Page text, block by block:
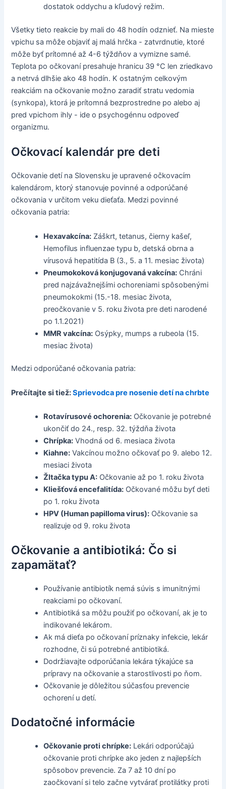
dostatok oddychu a kľudový režim.
Všetky tieto reakcie by mali do 48 hodín odznieť. Na mieste
vpichu sa môže objaviť aj malá hrčka - zatvrdnutie, ktoré
môže byť prítomné až 4-6 týždňov a vymizne samé.
Teplota po očkovaní presahuje hranicu 39 °C len zriedkavo
a netrvá dlhšie ako 48 hodín. K ostatným celkovým
reakciám na očkovanie možno zaradiť stratu vedomia
(synkopa), ktorá je prítomná bezprostredne po alebo aj
pred vpichom ihly - ide o psychogénnu odpoveď
organizmu.
Očkovací kalendár pre deti
Očkovanie detí na Slovensku je upravené očkovacím
kalendárom, ktorý stanovuje povinné a odporúčané
očkovania v určitom veku dieťaťa. Medzi povinné
očkovania patria:
Hexavakcína: Záškrt, tetanus, čierny kašeľ,
Hemofilus influenzae typu b, detská obrna a
vírusová hepatitída B (3., 5. a 11. mesiac života)
Pneumokoková konjugovaná vakcína: Chráni
pred najzávažnejšími ochoreniami spôsobenými
pneumokokmi (15.-18. mesiac života,
preočkovanie v 5. roku života pre deti narodené
po 1.1.2021)
MMR vakcína: Osýpky, mumps a rubeola (15.
mesiac života)
Medzi odporúčané očkovania patria:
Prečítajte si tiež:Sprievodca pre nosenie detí na chrbte
Rotavírusové ochorenia: Očkovanie je potrebné
ukončiť do 24., resp. 32. týždňa života
Chrípka: Vhodná od 6. mesiaca života
Kiahne: Vakcínou možno očkovať po 9. alebo 12.
mesiaci života
Žltačka typu A: Očkovanie až po 1. roku života
Kliešťová encefalitída: Očkované môžu byť deti
po 1. roku života
HPV (Human papilloma virus): Očkovanie sa
realizuje od 9. roku života
Očkovanie a antibiotiká: Čo si
zapamätať?
Používanie antibiotík nemá súvis s imunitnými
reakciami po očkovaní.
Antibiotiká sa môžu použiť po očkovaní, ak je to
indikované lekárom.
Ak má dieťa po očkovaní príznaky infekcie, lekár
rozhodne, či sú potrebné antibiotiká.
Dodržiavajte odporúčania lekára týkajúce sa
prípravy na očkovanie a starostlivosti po ňom.
Očkovanie je dôležitou súčasťou prevencie
ochorení u detí.
Dodatočné informácie
Očkovanie proti chrípke: Lekári odporúčajú
očkovanie proti chrípke ako jeden z najlepších
spôsobov prevencie. Za 7 až 10 dní po
zaočkovaní si telo začne vytvárať protilátky proti